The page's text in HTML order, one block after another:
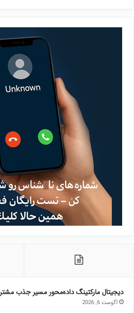
دیجیتال مارکتینگ داده‌محور مسیر جذب
آگوست 6, 2026